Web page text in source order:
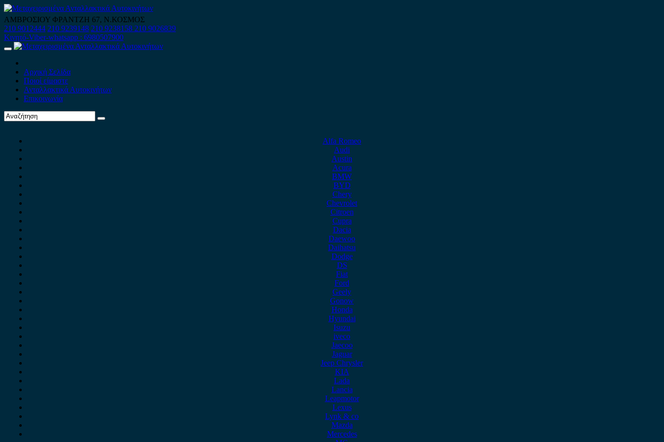
Skip
to
content
ΑΜΒΡΟΣΙΟΥ ΦΡΑΝΤΖΗ 67, Ν.ΚΟΣΜΟΣ
210 9012444 210 9239148 210 9238158 210 9026839
Κινητό-Viber-whatsapp : 6980507900
Primary
Αρχική Σελίδα
Ποιοί είμαστε
Ανταλλακτικά Αυτοκινήτων
Επικοινωνία
Alfa Romeo
Audi
Austin
Acura
BMW
BYD
Chery
Chevrolet
Citroen
Cupra
Dacia
Daewoo
Daihatsu
Dodge
DS
Fiat
Ford
Geely
Gonow
Honda
Hyundai
Isuzu
iveco
Jaecoo
Jaguar
Jeep Chrysler
KIA
Lada
Lancia
Leapmotor
Lexus
Lynk & co
Mazda
Mercedes